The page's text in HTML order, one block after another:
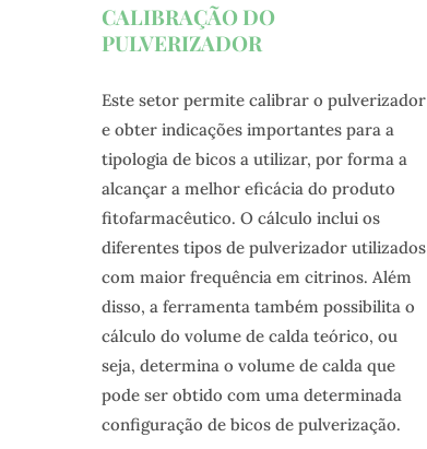
CALIBRAÇÃO DO
PULVERIZADOR
Este setor permite calibrar o pulverizador
e obter indicações importantes para a
tipologia de bicos a utilizar, por forma a
alcançar a melhor eficácia do produto
fitofarmacêutico. O cálculo inclui os
diferentes tipos de pulverizador utilizados
com maior frequência em citrinos. Além
disso, a ferramenta também possibilita o
cálculo do volume de calda teórico, ou
seja, determina o volume de calda que
pode ser obtido com uma determinada
configuração de bicos de pulverização.